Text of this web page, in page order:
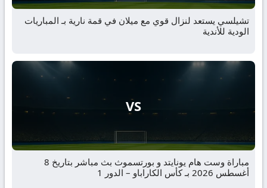
تشيلسي يستعد لنزال قوي مع ميلان في قمة نارية بـ المباريات
الودية للأندية
VS
مباراة وست هام يونايتد و بورتسموث بث مباشر بتاريخ 8
أغسطس 2026 بـ كأس الكاراباو – الدور 1